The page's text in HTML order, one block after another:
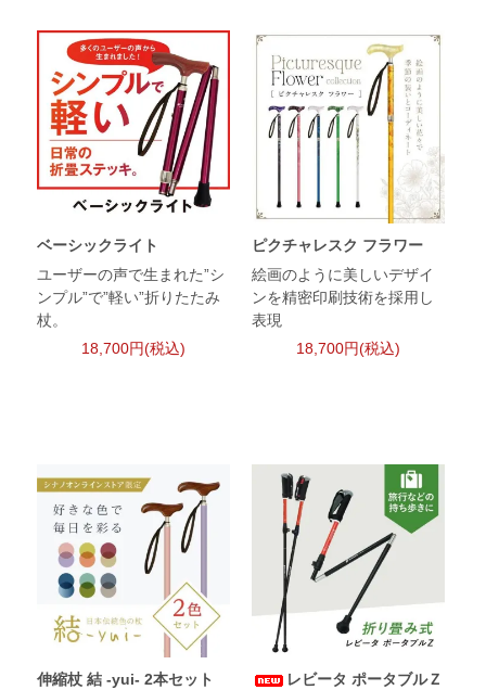
ベーシックライト
ユーザーの声で生まれた”シ
ンプル”で”軽い”折りたたみ
杖。
18,700円(税込)
ピクチャレスク フラワー
絵画のように美しいデザイ
ンを精密印刷技術を採用し
表現
18,700円(税込)
伸縮杖 結 -yui- 2本セット
レビータ ポータブルＺ